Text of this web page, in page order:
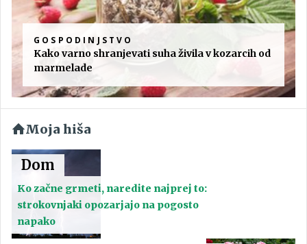
GOSPODINJSTVO
Kako varno shranjevati suha živila v kozarcih od
marmelade
Moja hiša
Dom
Ko začne grmeti, naredite najprej to:
strokovnjaki opozarjajo na pogosto
napako